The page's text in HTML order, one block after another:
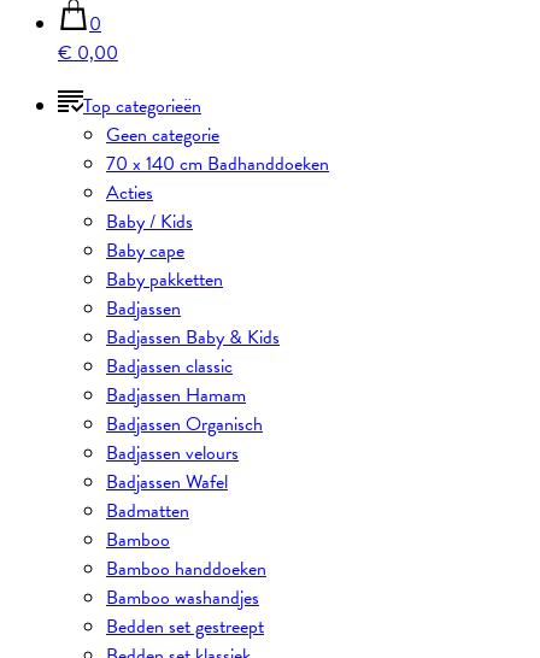
0
€ 0,00
Top categorieën
Geen categorie
70 x 140 cm Badhanddoeken
Acties
Baby / Kids
Baby cape
Baby pakketten
Badjassen
Badjassen Baby & Kids
Badjassen classic
Badjassen Hamam
Badjassen Organisch
Badjassen velours
Badjassen Wafel
Badmatten
Bamboo
Bamboo handdoeken
Bamboo washandjes
Bedden set gestreept